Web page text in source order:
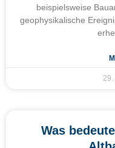
beispielsweise
geophysikalische
29.
Was